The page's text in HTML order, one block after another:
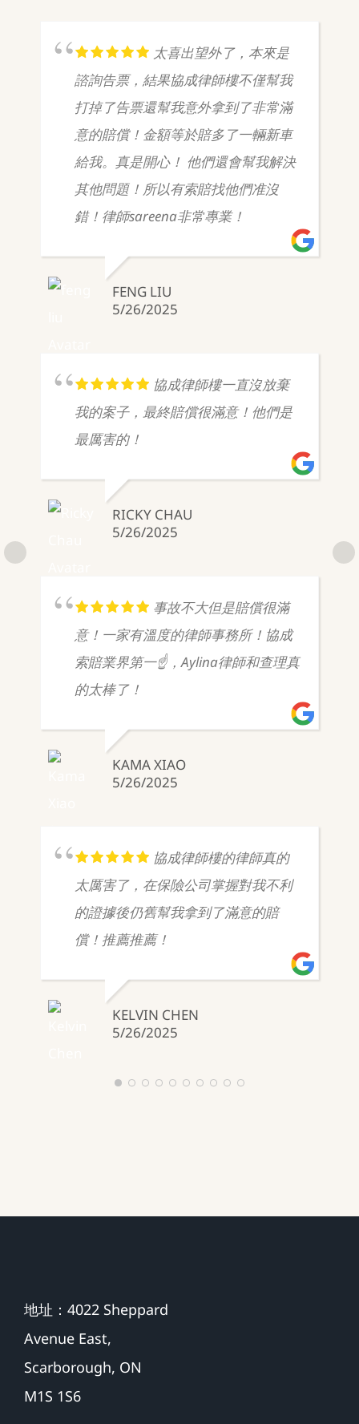
太喜出望外了，本來是
諮詢告票，結果協成律師樓不僅幫我
打掉了告票還幫我意外拿到了非常滿
意的賠償！金額等於賠多了一輛新車
給我。真是開心！ 他們還會幫我解決
其他問題！所以有索賠找他們准沒
錯！律師sareena非常專業！
FENG LIU
5/26/2025
協成律師樓一直沒放棄
我的案子，最終賠償很滿意！他們是
最厲害的！
RICKY CHAU
5/26/2025
事故不大但是賠償很滿
意！一家有溫度的律師事務所！協成
索賠業界第一☝️，Aylina律師和查理真
的太棒了！
KAMA XIAO
5/26/2025
協成律師樓的律師真的
太厲害了，在保險公司掌握對我不利
的證據後仍舊幫我拿到了滿意的賠
償！推薦推薦！
KELVIN CHEN
5/26/2025
地址：4022 Sheppard
Avenue East,
Scarborough, ON
M1S 1S6